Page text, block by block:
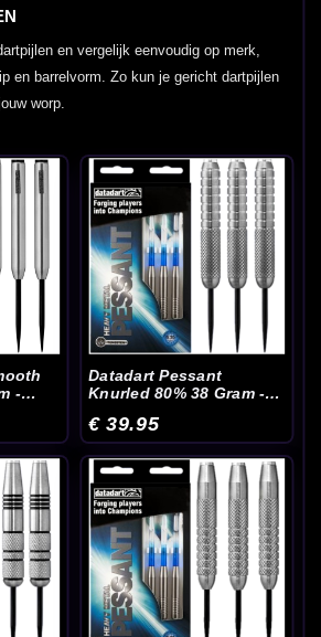
en vergelijk eenvoudig op merk,
en barrelvorm. Zo kun je gericht dartpijlen
worp.
-
Datadart Pessant
Knurled 80% 38 Gram -
€ 39.95